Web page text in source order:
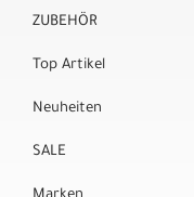
ZUBEHÖR
Top Artikel
Neuheiten
SALE